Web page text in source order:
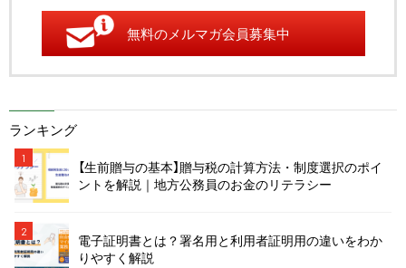
無料のメルマガ会員募集中
ランキング
1
【生前贈与の基本】贈与税の計算方法・制度選択のポイ
ントを解説｜地方公務員のお金のリテラシー
2
電子証明書とは？署名用と利用者証明用の違いをわか
りやすく解説